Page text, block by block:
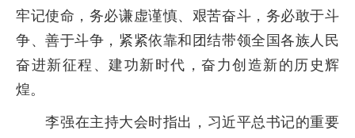
牢记使命，务必谦虚谨慎、艰苦奋斗，务必敢于斗
争、善于斗争，紧紧依靠和团结带领全国各族人民
奋进新征程、建功新时代，奋力创造新的历史辉
煌。
李强在主持大会时指出，习近平总书记的重要